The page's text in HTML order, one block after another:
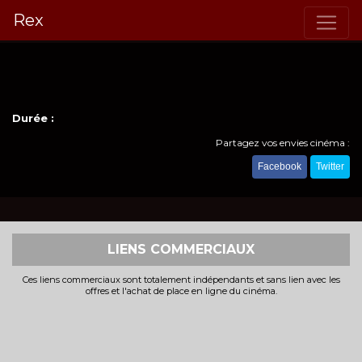
Rex
Durée :
Partagez vos envies cinéma :
Facebook Twitter
LIENS COMMERCIAUX
Ces liens commerciaux sont totalement indépendants et sans lien avec les
offres et l'achat de place en ligne du cinéma.